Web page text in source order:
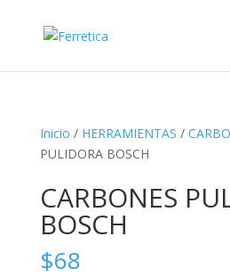
Inicio / HERRAMIENTAS /
PULIDORA BOSCH
CARBONES
BOSCH
$68